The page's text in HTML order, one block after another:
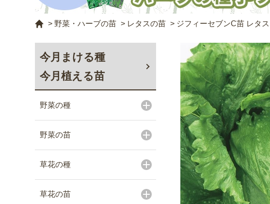
> 野菜・ハーブの苗 > レタスの苗 > ジフィーセブンC苗 レタ
今月まける種
今月植える苗
野菜の種
野菜の苗
草花の種
草花の苗